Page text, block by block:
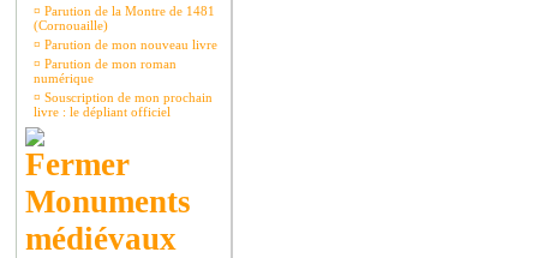
¤ Parution de la Montre de 1481
(Cornouaille)
¤ Parution de mon nouveau livre
¤ Parution de mon roman
numérique
¤ Souscription de mon prochain
livre : le dépliant officiel
Monuments
médiévaux